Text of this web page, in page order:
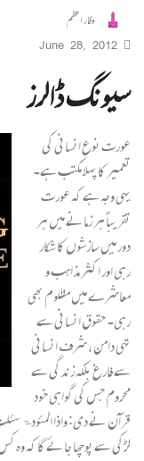
وقار اعظم
June 28, 2012
سیونگ ڈالرز
عورت نوع انسانی کی
تعمیر کا پہلا مکتب ہے۔
یہی وجہ ہے کہ عورت
تقریباً ہر زمانے میں ہر
دور میں سازشوں کا شکار
رہی اور اکثر مذاہب و
معاشرے میں مظلوم بھی
رہی۔ حقوق انسانی سے
تہی دامن ، شرف انسانی
سے فارغ بلکہ زندگی سے
محروم جس کی گواہی خود
قرآن نے دی: واذا المئودۃ
لڑکی سے پوچھا جائے گا کہ وہ